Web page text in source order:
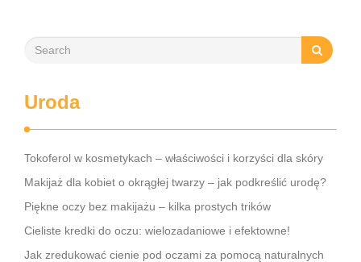
Uroda
Tokoferol w kosmetykach – właściwości i korzyści dla skóry
Makijaż dla kobiet o okrągłej twarzy – jak podkreślić urodę?
Piękne oczy bez makijażu – kilka prostych trików
Cieliste kredki do oczu: wielozadaniowe i efektowne!
Jak zredukować cienie pod oczami za pomocą naturalnych